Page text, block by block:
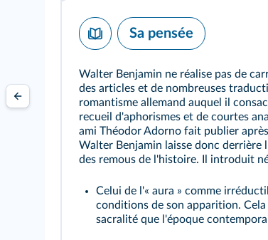
Sa pensée
Walter Benjamin ne réalise pas de
des articles et de nombreuses
romantisme allemand auquel il
recueil d'aphorismes et de courtes
ami Théodor Adorno fait publier
Walter Benjamin laisse donc
des remous de l'histoire. Il introduit
Celui de l'« aura » comme
conditions de son apparition.
sacralité que l'époque